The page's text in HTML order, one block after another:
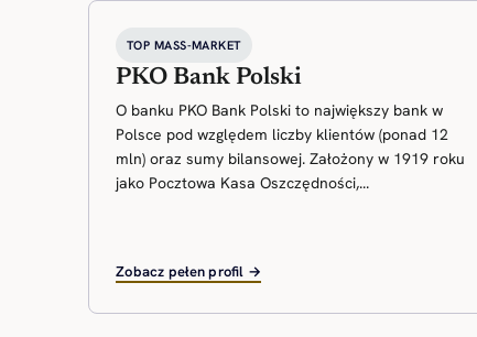
TOP MASS-MARKET
PKO Bank Polski
O banku PKO Bank Polski to największy bank w
Polsce pod względem liczby klientów (ponad 12
mln) oraz sumy bilansowej. Założony w 1919 roku
jako Pocztowa Kasa Oszczędności,...
Zobacz pełen profil →